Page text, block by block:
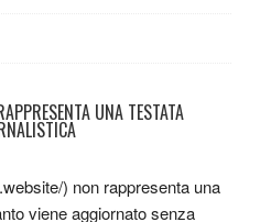
UNA TESTATA
) non rappresenta una
viene aggiornato senza